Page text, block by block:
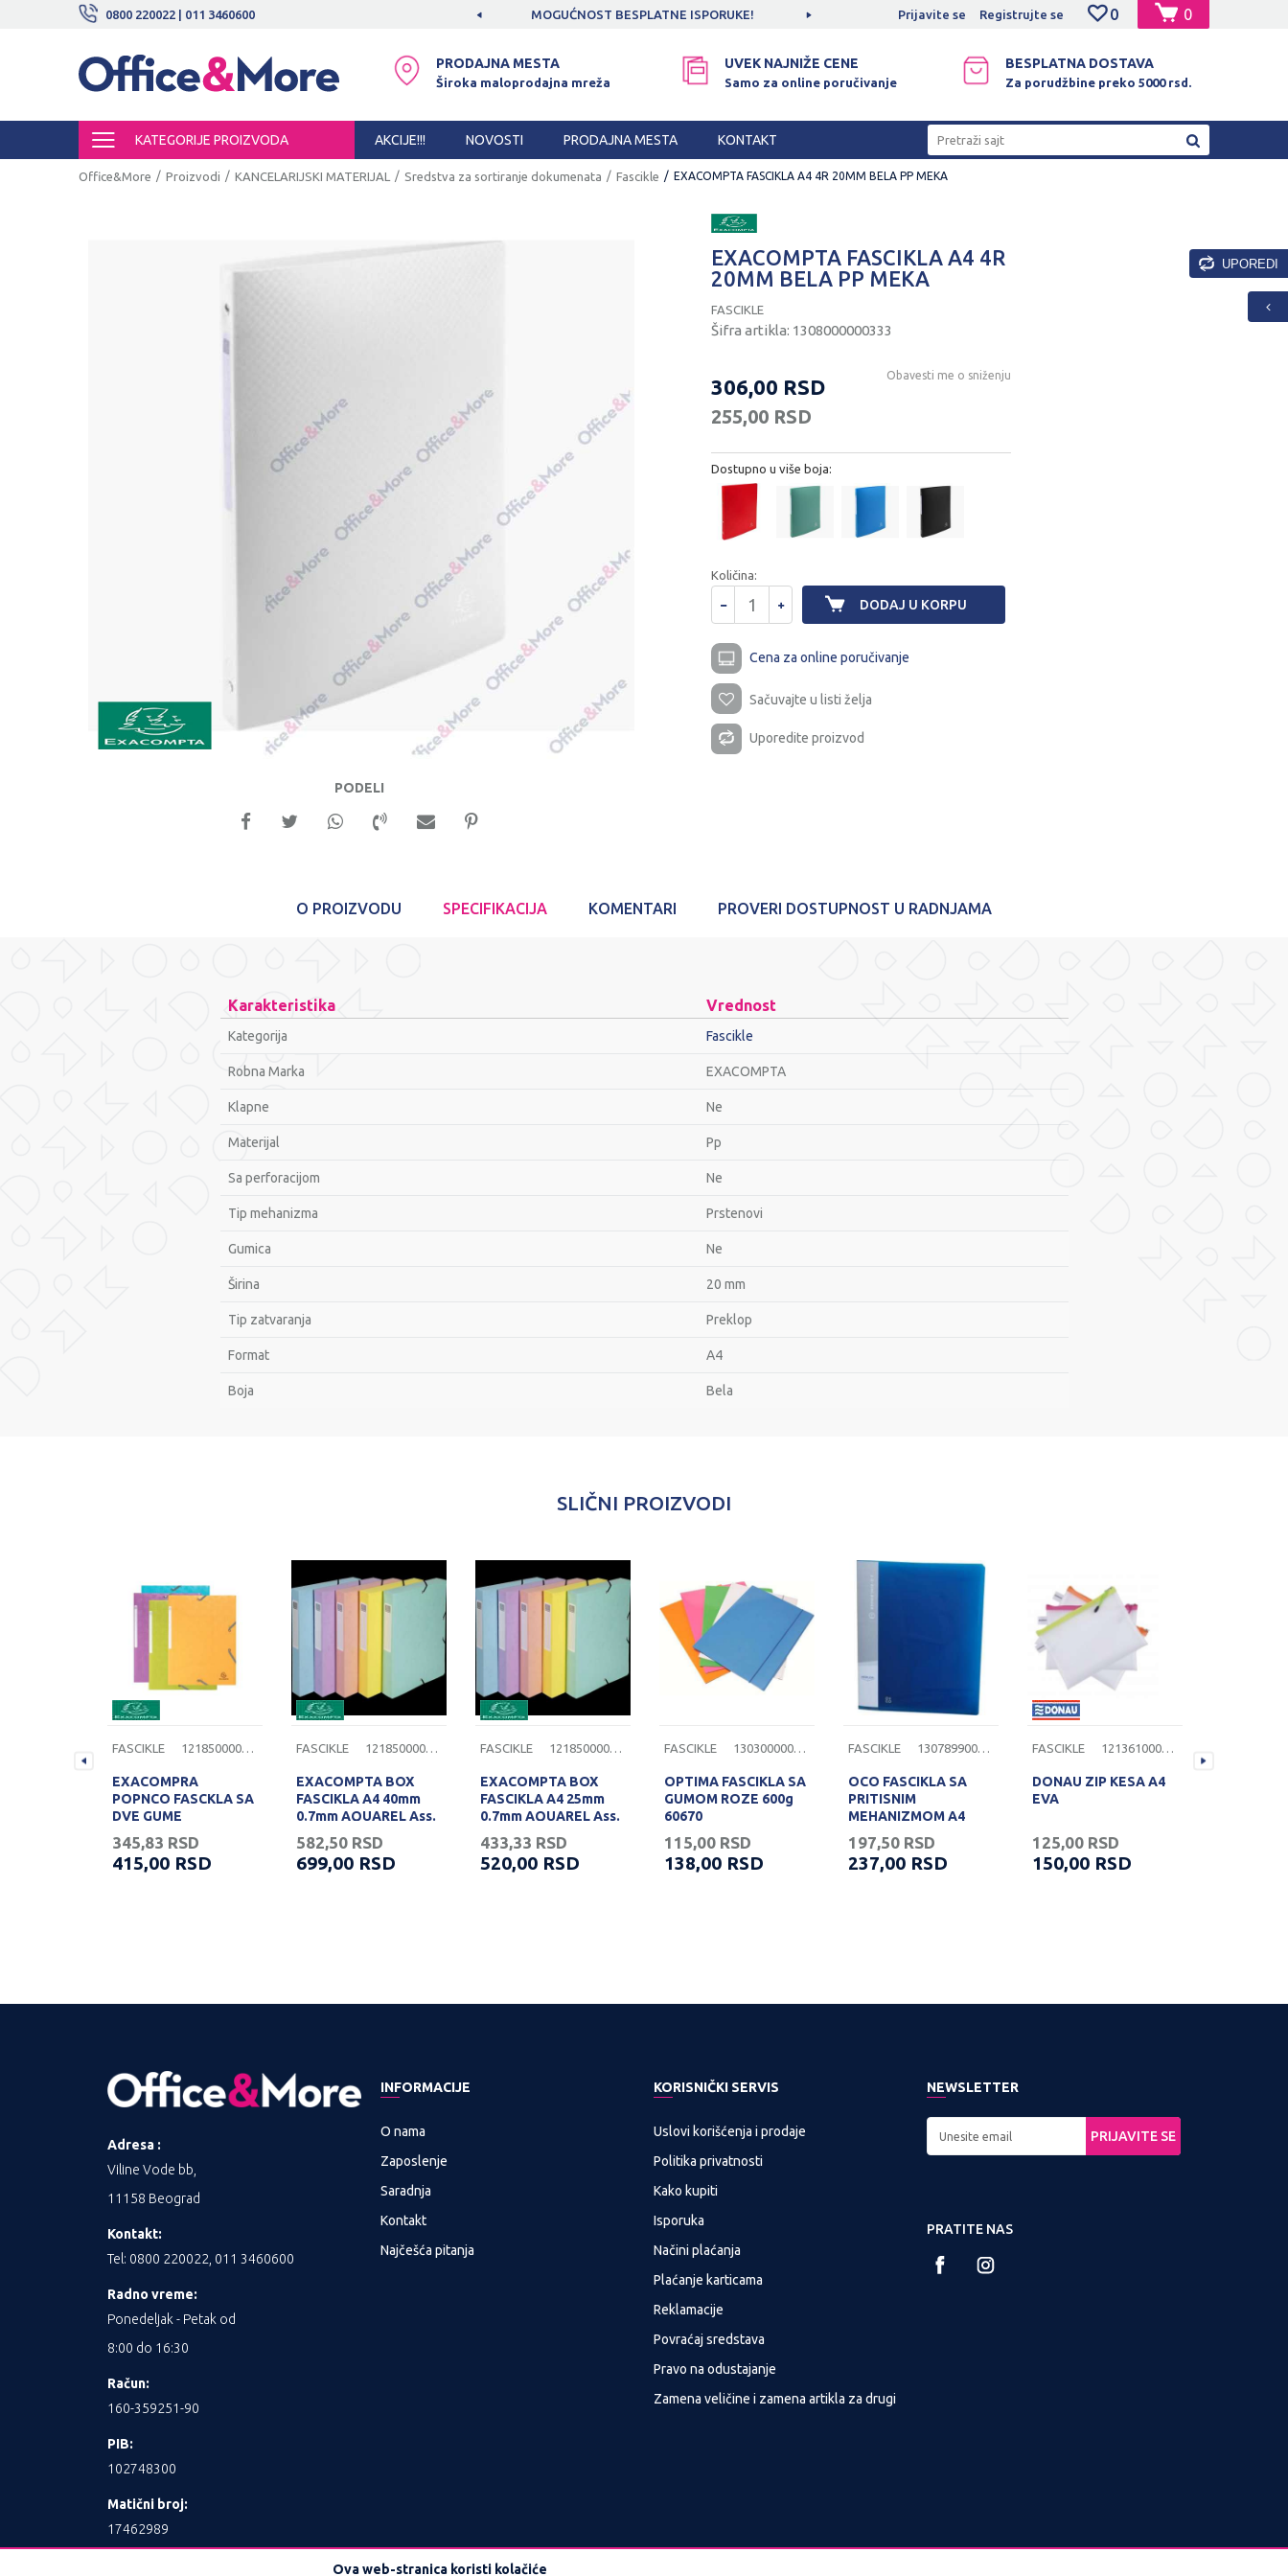
0800 220022 | 011 3460600
ISPORUKE! SIGURNO PLAĆANJE PLATNIM KARTICAMA! MOGUĆNOST BESPLATNE ISPORUKE! SIGURNO PLAĆANJE PLATNIM KARTICAMA! 0
0
Prijavite se Registrujte se
PRODAJNA MESTA
Široka maloprodajna mreža
UVEK NAJNIŽE CENE
Samo za online poručivanje
BESPLATNA DOSTAVA
Za porudžbine preko 5000 rsd.
KATEGORIJE PROIZVODA AKCIJE!!! NOVOSTI PRODAJNA MESTA KONTAKT Pretraži sajt
Office&More Proizvodi KANCELARIJSKI MATERIJAL Sredstva za sortiranje dokumenata Fascikle EXACOMPTA FASCIKLA A4 4R 20MM BELA PP MEKA
PODELI
EXACOMPTA FASCIKLA A4 4R
20MM BELA PP MEKA
FASCIKLE
Šifra artikla: 1308000000333
306,00 RSD
255,00 RSD
Obavesti me o sniženju
Dostupno u više boja:
Količina:
DODAJ U KORPU
Cena za online poručivanje
Sačuvajte u listi želja
Uporedite proizvod
O PROIZVODU SPECIFIKACIJA KOMENTARI PROVERI DOSTUPNOST U RADNJAMA
Karakteristika Vrednost
Kategorija Fascikle
Robna Marka EXACOMPTA
Klapne Ne
Materijal Pp
Sa perforacijom Ne
Tip mehanizma Prstenovi
Gumica Ne
Širina 20 mm
Tip zatvaranja Preklop
Format A4
Bоја Bela
SLIČNI PROIZVODI
FASCIKLE 1218500000292
EXACOMPRA
POPNCO FASCKLA SA
DVE GUME
345,83 RSD
415,00 RSD
FASCIKLE 1218500000282
EXACOMPTA BOX
FASCIKLA A4 40mm
0.7mm AQUAREL Ass.
582,50 RSD
699,00 RSD
FASCIKLE 1218500000281
EXACOMPTA BOX
FASCIKLA A4 25mm
0.7mm AQUAREL Ass.
433,33 RSD
520,00 RSD
FASCIKLE 1303000000103
OPTIMA FASCIKLA SA
GUMOM ROZE 600g
60670
115,00 RSD
138,00 RSD
FASCIKLE 1307899000147
OCO FASCIKLA SA
PRITISNIM
MEHANIZMOM A4
197,50 RSD
237,00 RSD
FASCIKLE 1213610000552
DONAU ZIP KESA A4
EVA
125,00 RSD
150,00 RSD
UPOREDI
Adresa :
Viline Vode bb,
11158 Beograd
Kontakt:
Tel: 0800 220022, 011 3460600
Radno vreme:
Ponedeljak - Petak od
8:00 do 16:30
Račun:
160-359251-90
PIB:
102748300
Matični broj:
17462989
INFORMACIJE
O nama
Zaposlenje
Saradnja
Kontakt
Najčešća pitanja
KORISNIČKI SERVIS
Uslovi korišćenja i prodaje
Politika privatnosti
Kako kupiti
Isporuka
Načini plaćanja
Plaćanje karticama
Reklamacije
Povraćaj sredstava
Pravo na odustajanje
Zamena veličine i zamena artikla za drugi
NEWSLETTER
PRIJAVITE SE
PRATITE NAS
Ova web-stranica koristi kolačiće